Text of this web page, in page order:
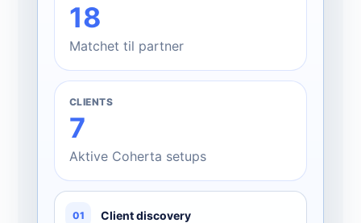
18
Matchet til partner
CLIENTS
7
Aktive Coherta setups
01 Client discovery